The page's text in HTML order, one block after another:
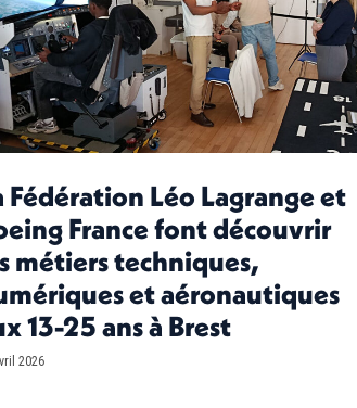
Fédération Léo Lagrange et
France font découvrir
métiers techniques,
et aéronautiques
13-25 ans à Brest
2026